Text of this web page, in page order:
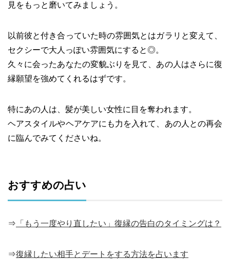
見をもっと磨いてみましょう。
以前彼と付き合っていた時の雰囲気とはガラリと変えて、
セクシーで大人っぽい雰囲気にすると◎。
久々に会ったあなたの変貌ぶりを見て、あの人はさらに復
縁願望を強めてくれるはずです。
特にあの人は、髪が美しい女性に目を奪われます。
ヘアスタイルやヘアケアにも力を入れて、あの人との再会
に臨んでみてくださいね。
おすすめの占い
⇒ 「もう一度やり直したい」復縁の告白のタイミングは？
⇒復縁したい相手とデートをする方法を占います